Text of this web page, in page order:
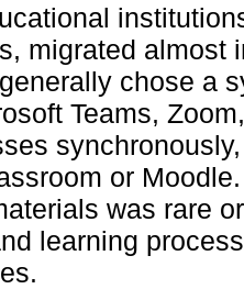
migrated almost
chose a
Teams,
or
was rare
learning